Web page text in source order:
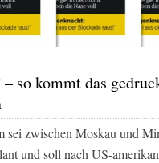
so kommt das
sei zwischen Moskau und
und soll nach US-